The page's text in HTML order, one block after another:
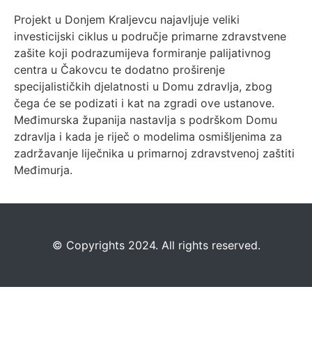
Projekt u Donjem Kraljevcu najavljuje veliki
investicijski ciklus u područje primarne zdravstvene
zašite koji podrazumijeva formiranje palijativnog
centra u Čakovcu te dodatno proširenje
specijalističkih djelatnosti u Domu zdravlja, zbog
čega će se podizati i kat na zgradi ove ustanove.
Međimurska županija nastavlja s podrškom Domu
zdravlja i kada je riječ o modelima osmišljenima za
zadržavanje liječnika u primarnoj zdravstvenoj zaštiti
Međimurja.
©️ Copyrights 2024. All rights reserved.